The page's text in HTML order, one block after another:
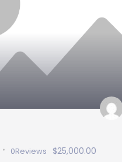
0Reviews $25,000.00